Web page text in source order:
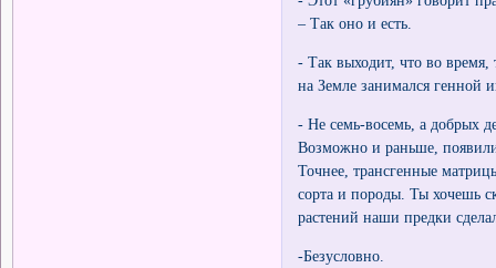
– Так оно и есть.
- Так выходит, что во время,
на Земле занимался генной
- Не семь-восемь, а добрых
Возможно и раньше,
Точнее, трансгенные
сорта и породы. Ты хочешь
растений наши предки
-Безусловно.